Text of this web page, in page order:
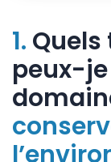
1.
peux-